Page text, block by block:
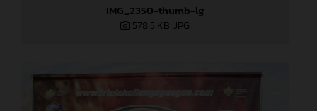
IMG_2350-thumb-lg
578,5 KB .JPG